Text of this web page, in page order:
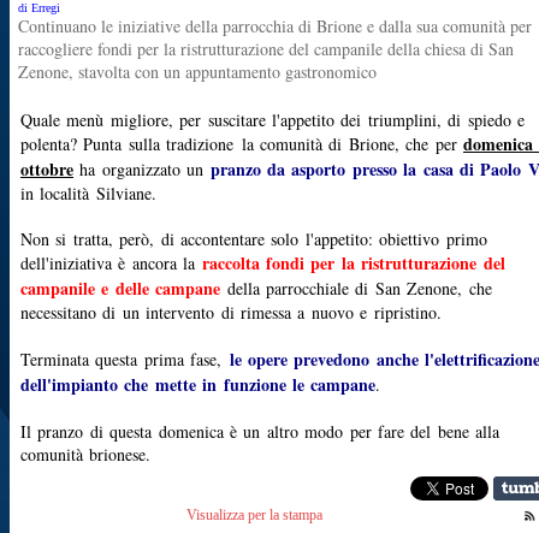
di Erregi
Continuano le iniziative della parrocchia di Brione e dalla sua comunità per
raccogliere fondi per la ristrutturazione del campanile della chiesa di San
Zenone, stavolta con un appuntamento gastronomico
Quale menù migliore, per suscitare l'appetito dei triumplini, di spiedo e
polenta? Punta sulla tradizione la comunità di Brione, che perdomenica
ottobre ha organizzato un pranzo da asporto presso la casa di Paolo
in località Silviane.
Non si tratta, però, di accontentare solo l'appetito:obiettivo primo
dell'iniziativa è ancora la raccolta fondi per la ristrutturazione del
campanile e delle campane della parrocchiale di San Zenone, che
necessitano di un intervento di rimessa a nuovo e ripristino.
Terminata questa prima fase, le opere prevedono anche
dell'impianto che mette in funzione le campane.
Il pranzo di questa domenica è un altro modo per fare del bene alla
comunità brionese.
Visualizza per la stampa